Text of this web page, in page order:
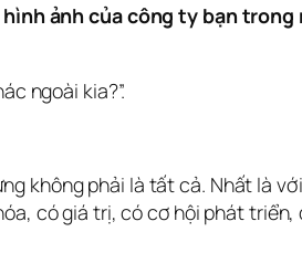
ảnh của công ty bạn trong
ngoài kia?”.
không phải là tất cả. Nhất là
có giá trị, có cơ hội phát